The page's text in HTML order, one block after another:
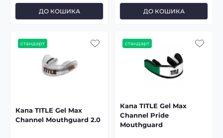
ДО КОШИКА ДО КОШИКА
стандарт
Капа TITLE Gel Max
Channel Mouthguard 2.0
стандарт
Капа TITLE Gel Max
Channel Pride
Mouthguard